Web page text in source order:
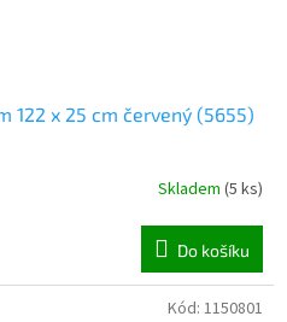
122 x 25 cm červený (5655)
Skladem (5 ks)
Do košíku
Kód: 1150801